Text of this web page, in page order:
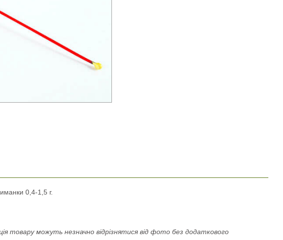
0,4-1,5 г.
товару можуть незначно відрізнятися від фото без додаткового